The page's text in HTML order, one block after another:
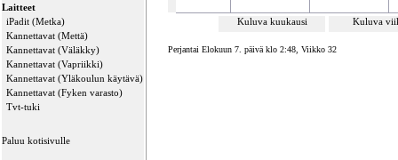
Laitteet
iPadit (Metka)
Kannettavat (Mettä)
Kannettavat (Väläkky)
Kannettavat (Vapriikki)
Kannettavat (Yläkoulun käytävä)
Kannettavat (Fyken varasto)
Tvt-tuki
Paluu kotisivulle
Kuluva kuukausi Kuluva
Perjantai Elokuun 7. päivä klo 2:48, Viikko 32